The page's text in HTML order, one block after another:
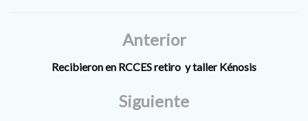
Anterior
Recibieron en RCCES retiro y taller Kénosis
Siguiente